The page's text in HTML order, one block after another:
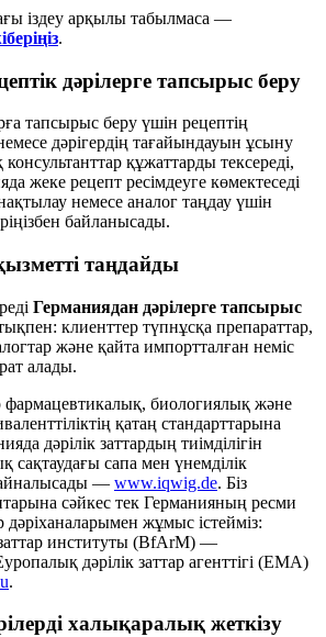
іздеу арқылы табылмаса —
.
дәрілерге тапсырыс беру
тапсырыс беру үшін рецептің
дәрігердің тағайындауын ұсыну
құжаттарды тексереді,
жеке рецепт ресімдеуге көмектеседі
немесе аналог таңдау үшін
байланысады.
таңдайды
Германиядан дәрілерге тапсырыс
клиенттер түпнұсқа препараттар,
және қайта импортталған неміс
алады.
биологиялық және
қатаң стандарттарына
дәрілік заттардың тиімділігін
сақтаудағы сапа мен үнемділік
— www.iqwig.de. Біз
сәйкес тек Германияның ресми
жұмыс істейміз:
институты (BfArM) —
дәрілік заттар агенттігі (EMA)
.
халықаралық жеткізу